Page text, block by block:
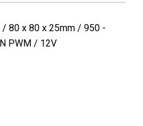
/ 80 x 80 x 25mm / 950 -
PWM / 12V